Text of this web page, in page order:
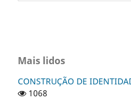
Mais lidos
CONSTRUÇÃO DE
1068